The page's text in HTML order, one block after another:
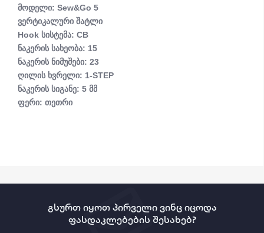
მოდელი: Sew&Go 5
ვერტიკალური შატლი
Hook სისტემა: CB
ნაკერის სახეობა: 15
ნაკერის ნიმუშები: 23
ღილის ხვრელი: 1-STEP
ნაკერის სიგანე: 5 მმ
ფერი: თეთრი
გსურთ იყოთ პირველი ვინც იცოდა
ფასდაკლებების შესახებ?